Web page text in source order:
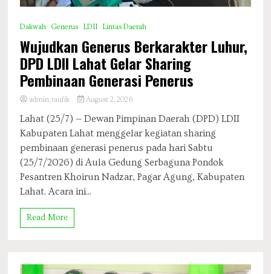
Dakwah Generus LDII Lintas Daerah
Wujudkan Generus Berkarakter Luhur,
DPD LDII Lahat Gelar Sharing
Pembinaan Generasi Penerus
admin_taufik August 2, 2026
​Lahat (25/7) — Dewan Pimpinan Daerah (DPD) LDII
Kabupaten Lahat menggelar kegiatan sharing
pembinaan generasi penerus pada hari Sabtu
(25/7/2026) di Aula Gedung Serbaguna Pondok
Pesantren Khoirun Nadzar, Pagar Agung, Kabupaten
Lahat. Acara ini...
Read More